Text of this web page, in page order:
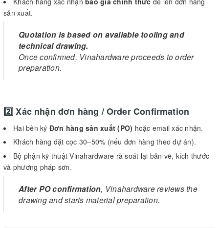
sản xuất.
Quotation is based on available tooling and
technical drawing.
Once confirmed, Vinahardware proceeds to order
preparation.
2️⃣ Xác nhận đơn hàng / Order Confirmation
Hai bên ký Đơn hàng sản xuất (PO) hoặc email xác nhận.
Khách hàng đặt cọc 30–50% (nếu đơn hàng theo dự án).
Bộ phận kỹ thuật Vinahardware rà soát lại bản vẽ, kích thước
và phương pháp sơn.
After PO confirmation, Vinahardware reviews the
drawing and starts material preparation.